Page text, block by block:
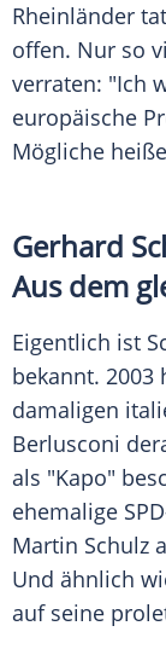
Rheinländer
offen. Nur so
verraten: "Ich
europäische
Mögliche
Gerhard
Aus dem
Eigentlich ist
bekannt. 2003
damaligen
Berlusconi
als "Kapo"
ehemalige
Martin Schulz
Und ähnlich
auf seine